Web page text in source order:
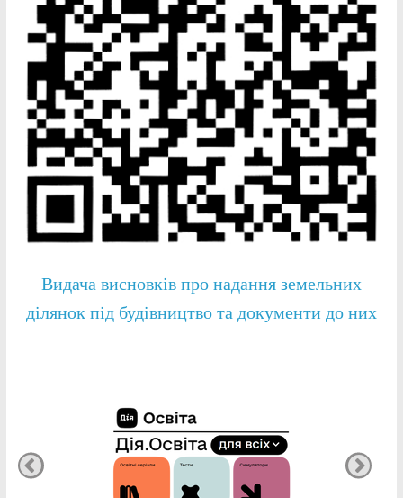
Видача висновків про надання земельних
ділянок під будівництво та документи до них